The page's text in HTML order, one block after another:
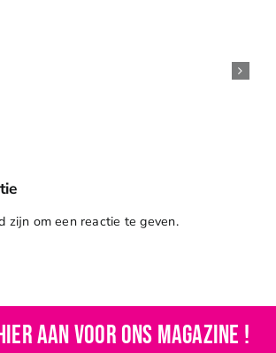
zijn om een reactie te geven.
aan voor ons magazine !